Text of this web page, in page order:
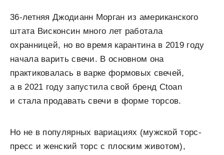
36-летняя Джодианн Морган из американского
штата Висконсин много лет работала
охранницей, но во время карантина в 2019 году
начала варить свечи. В основном она
практиковалась в варке формовых свечей,
а в 2021 году запустила свой бренд Ctoan
и стала продавать свечи в форме торсов.
Но не в популярных вариациях (мужской торс-
пресс и женский торс с плоским животом),